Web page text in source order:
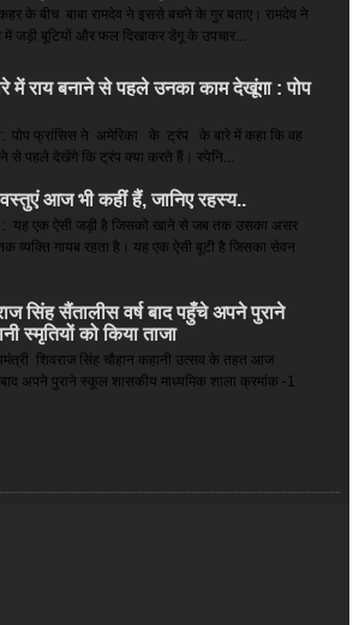
के बीच बाबा रामदेव ने इससे बचने के गुर बताए। रामदेव ने
जड़ी बूटियों और फल दिखाकर डेंगू के उपचार...
में राय बनाने से पहले उनका काम देखूंगा : पोप
पोप फ्रांसिस ने अमेरिका के ट्रंप के बारे में कहा कि वह
से पहले देखेंगे कि ट्रंप क्या करते हैं। स्पेनि...
आज भी कहीं हैं, जानिए रहस्य..
: यह एक ऐसी जड़ी है जिसको खाने से जब तक उसका असर
व्यक्ति गायब रहता है। यह एक ऐसी बूटी है जिसका सेवन
सिंह सैंतालीस वर्ष बाद पहुँचे अपने पुराने
स्मृतियों को किया ताजा
शिवराज सिंह चौहान कहानी उत्सव के तहत आज
बाद अपने पुराने स्कूल शासकीय माध्यमिक शाला क्रमांक -1